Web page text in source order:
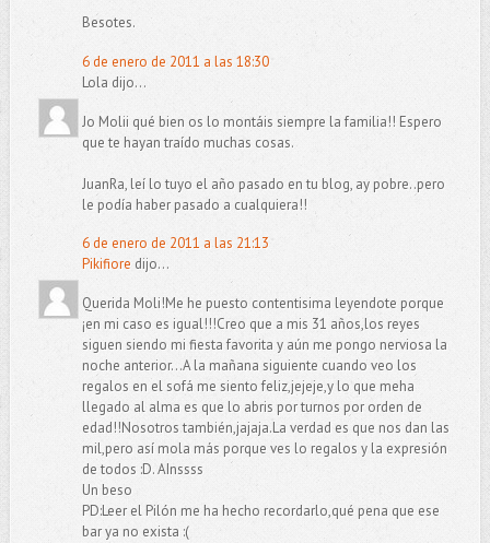
Besotes.
6 de enero de 2011 a las 18:30
Lola dijo...
Jo Molii qué bien os lo montáis siempre la familia!! Espero
que te hayan traído muchas cosas.
JuanRa, leí lo tuyo el año pasado en tu blog, ay pobre..pero
le podía haber pasado a cualquiera!!
6 de enero de 2011 a las 21:13
Pikifiore dijo...
Querida Moli!Me he puesto contentisima leyendote porque
¡en mi caso es igual!!!Creo que a mis 31 años,los reyes
siguen siendo mi fiesta favorita y aún me pongo nerviosa la
noche anterior...A la mañana siguiente cuando veo los
regalos en el sofá me siento feliz,jejeje,y lo que meha
llegado al alma es que lo abris por turnos por orden de
edad!!Nosotros también,jajaja.La verdad es que nos dan las
mil,pero así mola más porque ves lo regalos y la expresión
de todos :D. AInssss
Un beso
PD:Leer el Pilón me ha hecho recordarlo,qué pena que ese
bar ya no exista :(